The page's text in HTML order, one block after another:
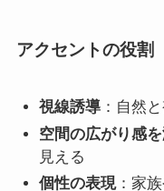
アクセントの役割
視線誘導 ：自然
空間の広がり感
見える
個性の表現：家